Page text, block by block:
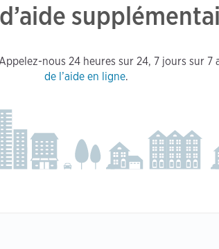
nous 24 heures sur 24, 7 jours sur 7
de l’aide en ligne.